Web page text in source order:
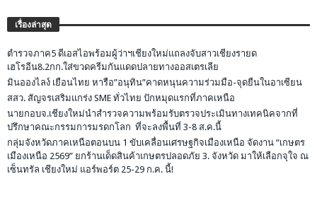
เรื่องล่าสุด
ตำรวจภาค5 ดีเอสไอพร้อมผู้ว่าฯเชียงใหม่แถลงจับสาวเชียงรายด
เฮโรอีน8.2กก.ใส่ขวดครีมกันแดดปลายทางออสเตรเลีย
มินอองไลง์ เยือนไทย หารือ”อนุทิน”คาดหนุนความร่วมมือ-จุดยืนในอาเซียน
สสว. สัญจรเสริมแกร่ง SME ทั่วไทย ปักหมุดแรกที่ภาคเหนือ
นายกอบจ.เชียงใหม่นำสำรวจความพร้อมรับตรวจประเมินทางเทคนิคจากที่
ปรึกษาคณะกรรมการมรดกโลก ที่จะลงพื้นที่ 3-8 ส.ค.นี้
กลุ่มจังหวัดภาคเหนือตอนบน 1 ขับเคลื่อนเศรษฐกิจเมืองเหนือ จัดงาน “เกษตร
เมืองเหนือ 2569” ยกร้านเด็ดสินค้าเกษตรปลอดภัย 3. จังหวัด มาให้เลือกจุใจ ณ
เซ็นทรัล เชียงใหม่ แอร์พอร์ต 25-29 ก.ค. นี้!